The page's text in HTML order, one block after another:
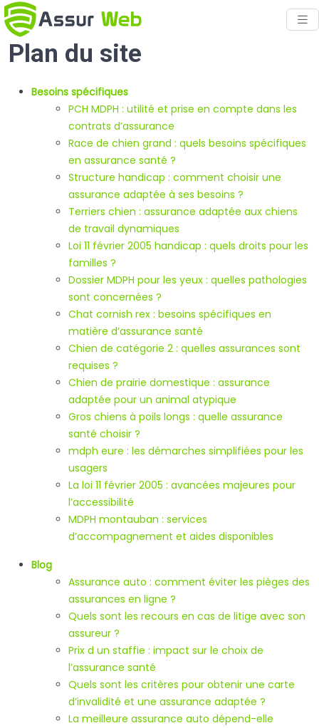
Plan du site
Besoins spécifiques
PCH MDPH : utilité et prise en compte dans les
contrats d’assurance
Race de chien grand : quels besoins spécifiques
en assurance santé ?
Structure handicap : comment choisir une
assurance adaptée à ses besoins ?
Terriers chien : assurance adaptée aux chiens
de travail dynamiques
Loi 11 février 2005 handicap : quels droits pour les
familles ?
Dossier MDPH pour les yeux : quelles pathologies
sont concernées ?
Chat cornish rex : besoins spécifiques en
matière d’assurance santé
Chien de catégorie 2 : quelles assurances sont
requises ?
Chien de prairie domestique : assurance
adaptée pour un animal atypique
Gros chiens à poils longs : quelle assurance
santé choisir ?
mdph eure : les démarches simplifiées pour les
usagers
La loi 11 février 2005 : avancées majeures pour
l’accessibilité
MDPH montauban : services
d’accompagnement et aides disponibles
Blog
Assurance auto : comment éviter les pièges des
assurances en ligne ?
Quels sont les recours en cas de litige avec son
assureur ?
Prix d un staffie : impact sur le choix de
l’assurance santé
Quels sont les critères pour obtenir une carte
d’invalidité et une assurance adaptée ?
La meilleure assurance auto dépend-elle